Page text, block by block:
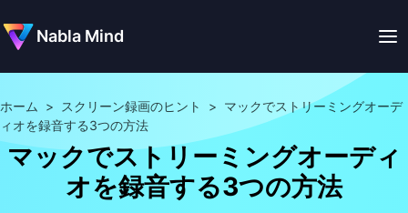
Nabla Mind
ホーム > スクリーン録画のヒント > マックでストリーミングオーデ
ィオを録音する3つの方法
マックでストリーミングオーディ
オを録音する3つの方法